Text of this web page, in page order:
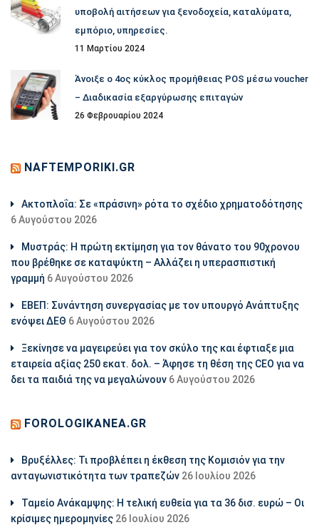
υποβολή αιτήσεων για ξενοδοχεία, καταλύματα,
εμπόριο, υπηρεσίες.
11 Μαρτίου 2024
Άνοιξε ο 4ος κύκλος προμήθειας POS μέσω voucher
– Διαδικασία εξαργύρωσης επιταγών
26 Φεβρουαρίου 2024
NAFTEMPORIKI.GR
Aκτοπλοΐα: Σε «πράσινη» ρότα το σχέδιο χρηματοδότησης
6 Αυγούστου 2026
Μυστράς: Η πρώτη εκτίμηση για τον θάνατο του 90χρονου
που βρέθηκε σε καταψύκτη – Αλλάζει η υπερασπιστική
γραμμή 6 Αυγούστου 2026
ΕΒΕΠ: Συνάντηση συνεργασίας με τον υπουργό Ανάπτυξης
ενόψει ΔΕΘ 6 Αυγούστου 2026
Ξεκίνησε να μαγειρεύει για τον σκύλο της και έφτιαξε μια
εταιρεία αξίας 250 εκατ. δολ. – Άφησε τη θέση της CEO για να
δει τα παιδιά της να μεγαλώνουν 6 Αυγούστου 2026
FOROLOGIKANEA.GR
Βρυξέλλες: Τι προβλέπει η έκθεση της Κομισιόν για την
ανταγωνιστικότητα των τραπεζών 26 Ιουλίου 2026
Ταμείο Ανάκαμψης: Η τελική ευθεία για τα 36 δισ. ευρώ – Οι
κρίσιμες ημερομηνίες 26 Ιουλίου 2026